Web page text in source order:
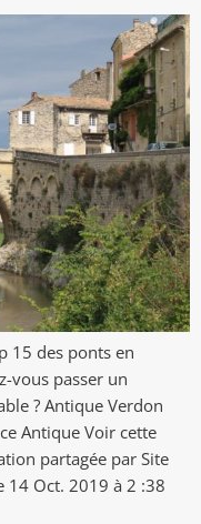
15 des ponts en
vous passer un
? Antique Verdon
Antique Voir cette
partagée par Site
14 Oct. 2019 à 2 :38